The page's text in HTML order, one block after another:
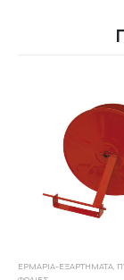
ΕΡΜΆΡΙΑ-ΕΞΑΡΤΉΜΑΤΑ